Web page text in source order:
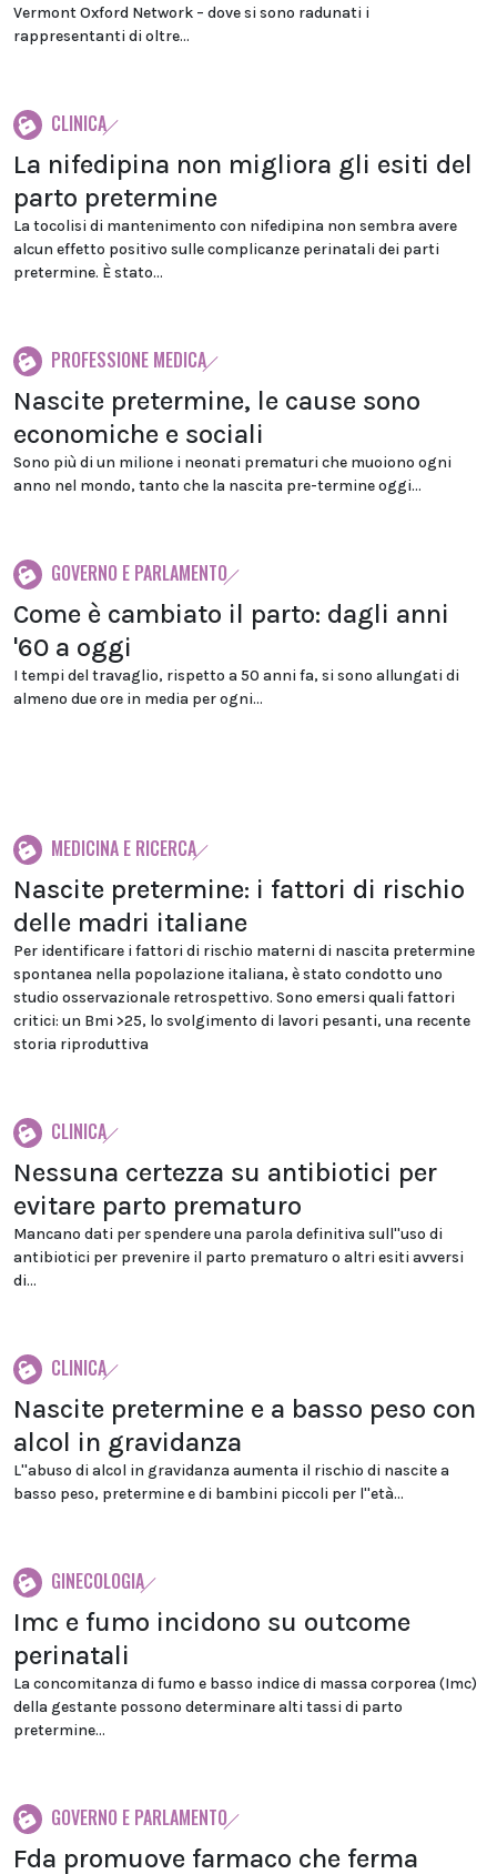
Vermont Oxford Network – dove si sono radunati i
rappresentanti di oltre...
CLINICA
La nifedipina non migliora gli esiti del
parto pretermine
La tocolisi di mantenimento con nifedipina non sembra avere
alcun effetto positivo sulle complicanze perinatali dei parti
pretermine. È stato...
PROFESSIONE MEDICA
Nascite pretermine, le cause sono
economiche e sociali
Sono più di un milione i neonati prematuri che muoiono ogni
anno nel mondo, tanto che la nascita pre-termine oggi...
GOVERNO E PARLAMENTO
Come è cambiato il parto: dagli anni
'60 a oggi
I tempi del travaglio, rispetto a 50 anni fa, si sono allungati di
almeno due ore in media per ogni...
MEDICINA E RICERCA
Nascite pretermine: i fattori di rischio
delle madri italiane
Per identificare i fattori di rischio materni di nascita pretermine
spontanea nella popolazione italiana, è stato condotto uno
studio osservazionale retrospettivo. Sono emersi quali fattori
critici: un Bmi >25, lo svolgimento di lavori pesanti, una recente
storia riproduttiva
CLINICA
Nessuna certezza su antibiotici per
evitare parto prematuro
Mancano dati per spendere una parola definitiva sull''uso di
antibiotici per prevenire il parto prematuro o altri esiti avversi
di...
CLINICA
Nascite pretermine e a basso peso con
alcol in gravidanza
L''abuso di alcol in gravidanza aumenta il rischio di nascite a
basso peso, pretermine e di bambini piccoli per l''età...
GINECOLOGIA
Imc e fumo incidono su outcome
perinatali
La concomitanza di fumo e basso indice di massa corporea (Imc)
della gestante possono determinare alti tassi di parto
pretermine...
GOVERNO E PARLAMENTO
Fda promuove farmaco che ferma